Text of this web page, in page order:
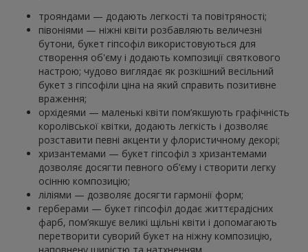
трояндами — додають легкості та повітряності;
півоніями — ніжні квіти розбавляють величезні
бутони, букет гіпсофіл використовуються для
створення об'єму і додають композиції святкового
настрою; чудово виглядає як розкішний весільний
букет з гіпсофіли ціна на який справить позитивне
враження;
орхідеями — маленькі квіти пом’якшують графічність
королівської квітки, додають легкість і дозволяє
розставити певні акценти у флористичному декорі;
хризантемами — букет гіпсофіл з хризантемами
дозволяє досягти певного об’єму і створити легку
осінню композицію;
ліліями — дозволяє досягти гармонії форм;
герберами — букет гіпсофіл додає життєрадісних
фарб, пом’якшує великі щільні квіти і допомагають
перетворити суворий букет на ніжну композицію,
наповнену щирістю та натхненням.